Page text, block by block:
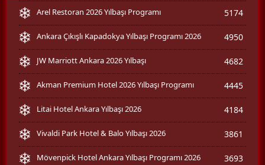
Arel Restoran 2026 Yılbaşı Programı 5174
Ankara Çıkışlı Kapadokya Yılbaşı Programı 2026 4950
JW Marriott Ankara 2026 Yılbaşı 4682
Akman Premium Hotel 2026 Yılbaşı Programı 4445
Litai Hotel Ankara Yılbaşı 2026 4184
Vivaldi Park Hotel & Balo Yılbaşı 2026 3861
Mövenpick Hotel Ankara Yılbaşı Programı 2026 3693